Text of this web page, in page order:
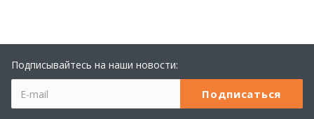
Подписывайтесь на наши новости: